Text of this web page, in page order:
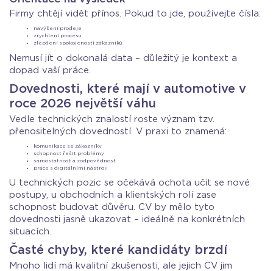
Firmy chtějí vidět přínos. Pokud to jde, používejte čísla:
navýšení prodeje
zrychlení procesu
zlepšení spokojenosti zákazníků
Nemusí jít o dokonalá data – důležitý je kontext a
dopad vaší práce.
Dovednosti, které mají v automotive v
roce 2026 největší váhu
Vedle technických znalostí roste význam tzv.
přenositelných dovedností. V praxi to znamená:
komunikace se zákazníky
schopnost řešit problémy
samostatnost a zodpovědnost
práce s digitálními nástroji
U technických pozic se očekává ochota učit se nové
postupy, u obchodních a klientských rolí zase
schopnost budovat důvěru. CV by mělo tyto
dovednosti jasně ukazovat – ideálně na konkrétních
situacích.
Časté chyby, které kandidáty brzdí
Mnoho lidí má kvalitní zkušenosti, ale jejich CV jim